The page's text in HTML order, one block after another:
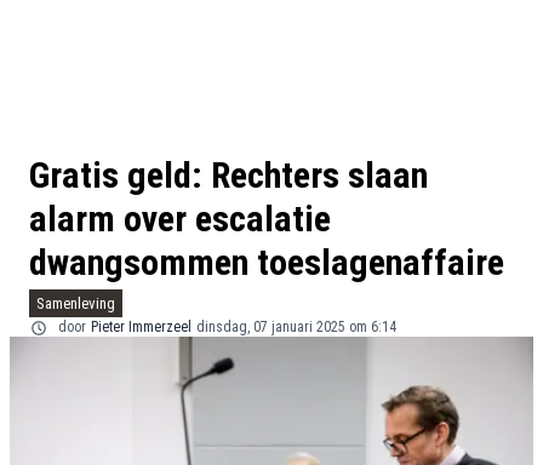
Gratis geld: Rechters slaan
alarm over escalatie
dwangsommen toeslagenaffaire
Samenleving
door Pieter Immerzeel dinsdag, 07 januari 2025 om 6:14